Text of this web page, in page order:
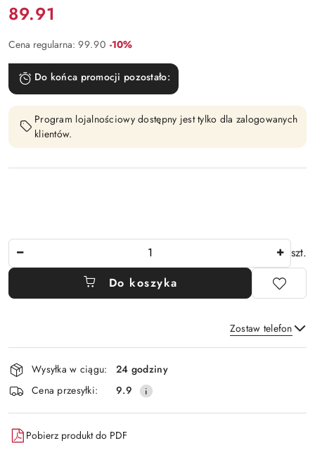
Cena:
89.91
Cena regularna: 99.90 Rabat:
-10%
Do końca promocji pozostało:
Program lojalnościowy dostępny jest tylko dla zalogowanych
klientów.
szt.
Do koszyka
Zostaw telefon
Wyślij
Dostępność
i
dostawa
Wysyłka w ciągu:
24 godziny
Cena przesyłki:
9.9
Pobierz produkt do PDF